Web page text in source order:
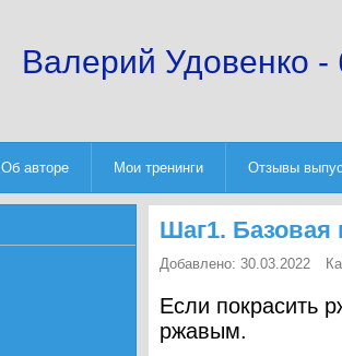
Валерий Удовенко -
Об авторе Мои тренинги Отзывы
Шаг1. Базовая
Добавлено: 30.03.2022
Если покрасить
ржавым.